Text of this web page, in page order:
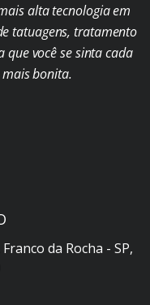
alta tecnologia em
tatuagens, tratamento
você se sinta cada
bonita.
da Rocha - SP,